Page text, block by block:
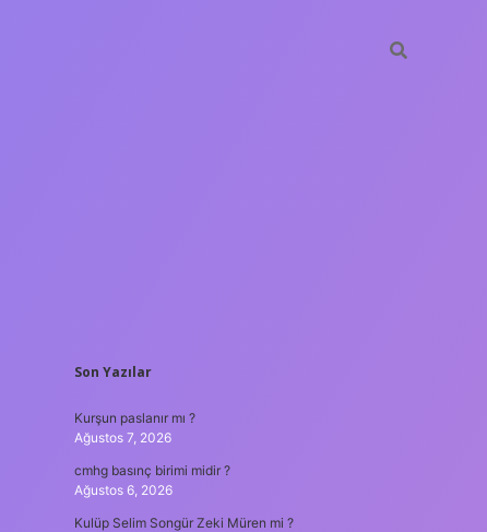
SIDEBAR
Son Yazılar
Kurşun paslanır mı ?
Ağustos 7, 2026
cmhg basınç birimi midir ?
Ağustos 6, 2026
Kulüp Selim Songür Zeki Müren mi ?